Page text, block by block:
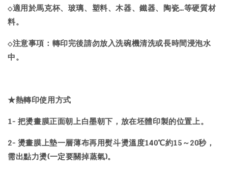
◇適用於馬克杯、玻璃、塑料、木器、鐵器、陶瓷…等硬質材
料。
◇注意事項：轉印完後請勿放入洗碗機清洗或長時間浸泡水
中。
★熱轉印使用方式
1- 把燙畫膜正面朝上白墨朝下，放在坯體印製的位置上。
2- 燙畫膜上墊一層薄布再用熨斗燙溫度140℃約15～20秒，
需出點力燙(一定要關掉蒸氣)。